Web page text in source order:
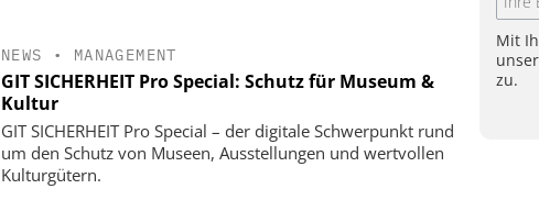
NEWS • MANAGEMENT
GIT SICHERHEIT Pro Special: Schutz für Museum &
Kultur
GIT SICHERHEIT Pro Special – der digitale Schwerpunkt rund
um den Schutz von Museen, Ausstellungen und wertvollen
Kulturgütern.
Mit
zu.